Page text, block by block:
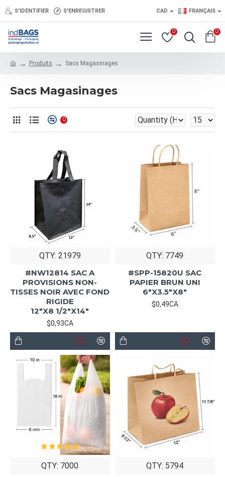
S'IDENTIFIER S'ENREGISTRER CAD FRANÇAIS
0 0
Produits Sacs Magasinages
Sacs Magasinages
0
QTY: 21979
#NW12814 SAC A
PROVISIONS NON-
TISSES NOIR AVEC FOND
RIGIDE
12"X8 1/2"X14"
$0,93CA
QTY: 7749
#SPP-15820U SAC
PAPIER BRUN UNI
6"X3.5"X8"
$0,49CA
QTY: 7000
QTY: 5794